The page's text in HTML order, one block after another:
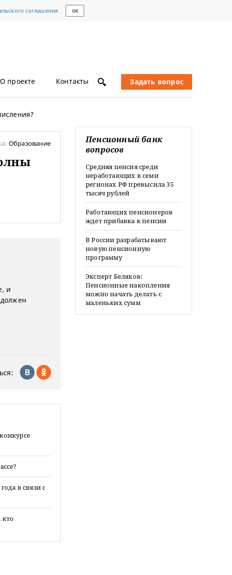
соглашения ОК
О проекте Контакты Задать вопрос
Образование
и
в связи с
кто
Пенсионный банк
вопросов
Средняя пенсия среди
неработающих в семи
регионах РФ превысила 35
тысяч рублей
Работающих пенсионеров
ждет прибавка к пенсии
В России разрабатывают
новую пенсионную
программу
Эксперт Беляков:
Пенсионные накопления
можно начать делать с
маленьких сумм